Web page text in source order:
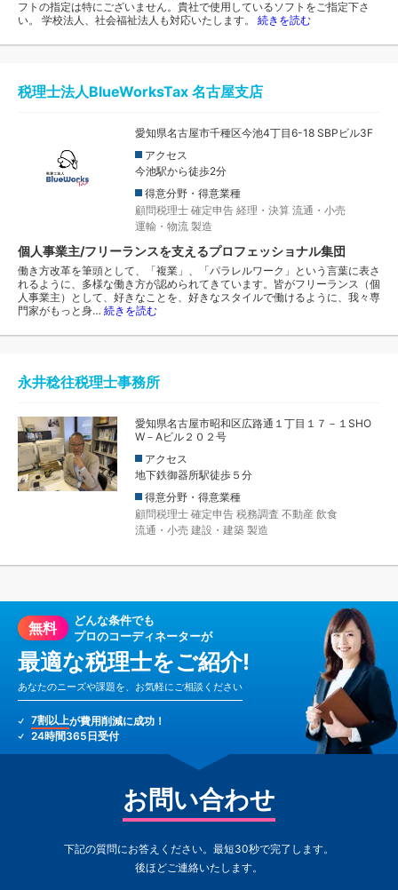
フトの指定は特にございません。貴社で使用しているソフトをご指定下さ
い。 学校法人、社会福祉法人も対応いたします。 続きを読む
税理士法人BlueWorksTax 名古屋支店
愛知県名古屋市千種区今池4丁目6-18 SBPビル3F
アクセス
今池駅から徒歩2分
得意分野・得意業種
顧問税理士 確定申告 経理・決算 流通・小売
運輸・物流 製造
個人事業主/フリーランスを支えるプロフェッショナル集団
働き方改革を筆頭として、「複業」、「パラレルワーク」という言葉に表さ
れるように、多様な働き方が認められてきています。皆がフリーランス（個
人事業主）として、好きなことを、好きなスタイルで働けるように、我々専
門家がもっと身… 続きを読む
永井稔往税理士事務所
愛知県名古屋市昭和区広路通１丁目１７－１SHO
W－Aビル２０２号
アクセス
地下鉄御器所駅徒歩５分
得意分野・得意業種
顧問税理士 確定申告 税務調査 不動産 飲食
流通・小売 建設・建築 製造
無料
どんな条件でも
プロのコーディネーターが
最適な税理士をご紹介!
あなたのニーズや課題を、お気軽にご相談ください
7割以上が費用削減に成功！
24時間365日受付
お問い合わせ
下記の質問にお答えください。最短30秒で完了します。
後ほどご連絡いたします。